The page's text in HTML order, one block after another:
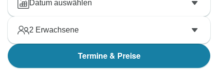
Datum auswählen
2 Erwachsene
Termine & Preise